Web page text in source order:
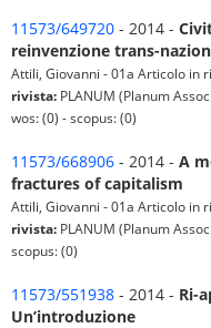
11573/649720 - 2014 -
reinvenzione trans-
Attili, Giovanni - 01a Articolo in
rivista: PLANUM (Planum
wos: (0) - scopus: (0)
11573/668906 - 2014 - A
fractures of capitalism
Attili, Giovanni - 01a Articolo in
rivista: PLANUM (Planum
scopus: (0)
11573/551938 - 2014 - Ri-
Un’introduzione